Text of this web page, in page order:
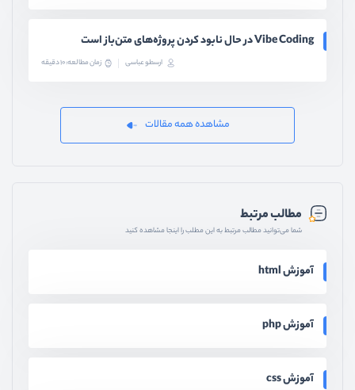
Vibe Coding در حال نابود کردن پروژه‌های متن‌باز است
ارسطو عباسی زمان مطالعه: 10 دقیقه
مشاهده همه مقالات
مطالب مرتبط
شما می‌توانید مطالب مرتبط به این مطلب را اینجا مشاهده کنید
آموزش html
آموزش php
آموزش css